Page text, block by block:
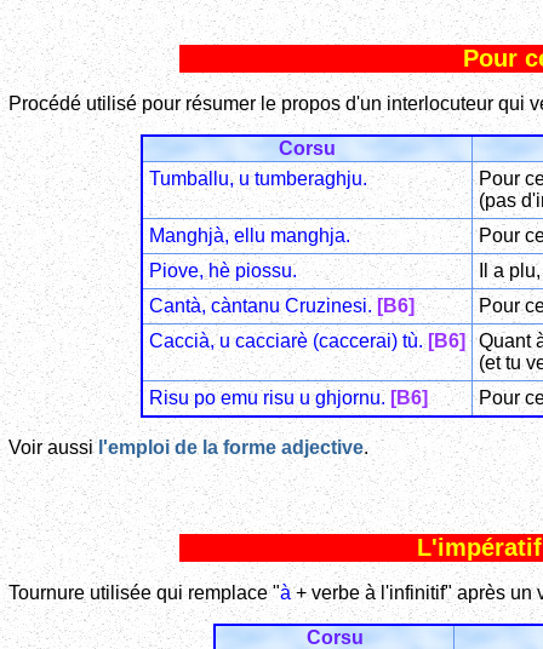
Pour
Procédé utilisé pour résumer le propos d'un interlocuteur qui
Corsu
Tumballu, u tumberaghju.
Pour
(pas
Manghjà, ellu manghja.
Pour
Piove, hè piossu.
Il a
Cantà, càntanu Cruzinesi. [B6]
Pour
Caccià, u cacciarè (caccerai) tù. [B6]
Quant
(et tu
Risu po emu risu u ghjornu. [B6] Pour
Voir aussi l'emploi de la forme adjective.
Tournure utilisée qui remplace "à+ verbe à l'infinitif" après un
Corsu